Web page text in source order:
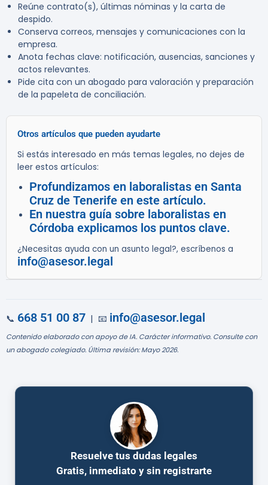
Reúne contrato(s), últimas nóminas y la carta de
despido.
Conserva correos, mensajes y comunicaciones con la
empresa.
Anota fechas clave: notificación, ausencias, sanciones y
actos relevantes.
Pide cita con un abogado para valoración y preparación
de la papeleta de conciliación.
Otros artículos que pueden ayudarte
Si estás interesado en más temas legales, no dejes de
leer estos artículos:
Profundizamos en laboralistas en Santa
Cruz de Tenerife en este artículo.
En nuestra guía sobre laboralistas en
Córdoba explicamos los puntos clave.
¿Necesitas ayuda con un asunto legal?, escríbenos a
info@asesor.legal
📞 668 51 00 87 | 📧 info@asesor.legal
Contenido elaborado con apoyo de IA. Carácter informativo. Consulte con
un abogado colegiado. Última revisión: Mayo 2026.
Resuelve tus dudas legales
Gratis, inmediato y sin registrarte